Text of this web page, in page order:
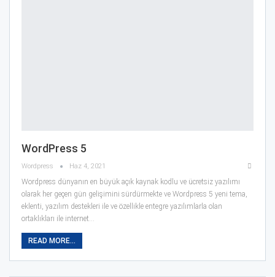
WordPress 5
Wordpress Haz 4, 2021
Wordpress dünyanın en büyük açık kaynak kodlu ve ücretsiz yazılımı
olarak her geçen gün gelişimini sürdürmekte ve Wordpress 5 yeni tema,
eklenti, yazılım destekleri ile ve özellikle entegre yazılımlarla olan
ortaklıkları ile internet…
READ MORE...